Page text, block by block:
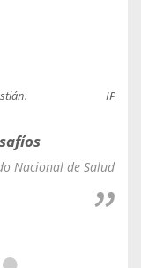
Nacional de Salud